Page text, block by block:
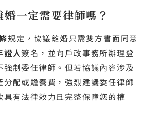
婚一定需要律師嗎？
規定，協議離婚只需雙方書面同意
證人簽名，並向戶政事務所辦理登
強制委任律師。但若協議內容涉及
分配或贍養費，強烈建議委任律師
具有法律效力且完整保障您的權